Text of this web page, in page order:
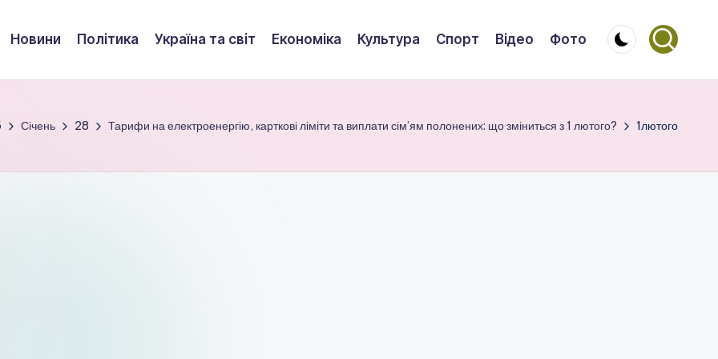
Новини Політика Україна та світ Економіка Культура Спорт Відео Фото
Січень 28 Тарифи на електроенергію, карткові ліміти та виплати сім’ям полонених: що зміниться з 1 лютого? 1лютого